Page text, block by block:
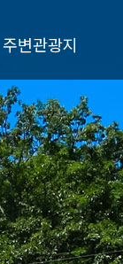
주변관광지
서브메뉴